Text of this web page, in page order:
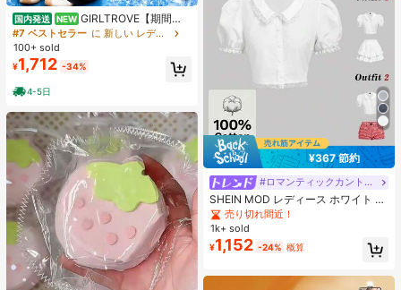
国内発送 NEW GIRLTROVE【期間限
定＆国内即発送】2026春・夏・秋新
作刺繍入りの軽量でふんわりとした
ワイドパンツ、女性向けハイウエス
ト。夏のビーチバケーションにぴっ
#7 ベストセラー
に 新しい レディースパンツ
100+ sold
¥1,712 -34%
4-5日
¥367 節約
#ロマンティックカントリー
SHEIN MOD レディース ホワイト 夏
用 かわいい エレガント ティーパー
ティー レース パフスリーブ シング
ルブレスト ブラウス、ヴィンテージ
コートスタイル クロップトップ、ピ
売り切れ間近！
1k+ sold
¥1,152 -24% 概算